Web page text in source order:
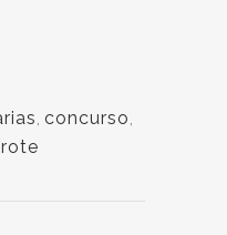
, concurso,